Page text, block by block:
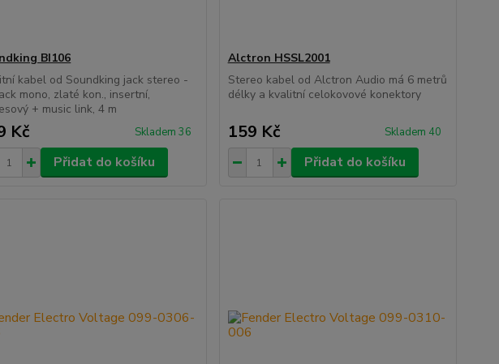
BI106
kabel od Soundking jack stereo -
mono, zlaté kon., insertní,
+ music link, 4 m
Kč Skladem 36
Přidat do košíku
Alctron HSSL2001
Stereo kabel od Alctron Audio má 6 metrů
délky a kvalitní celokovové konektory
159 Kč Skladem 40
Přidat do košíku